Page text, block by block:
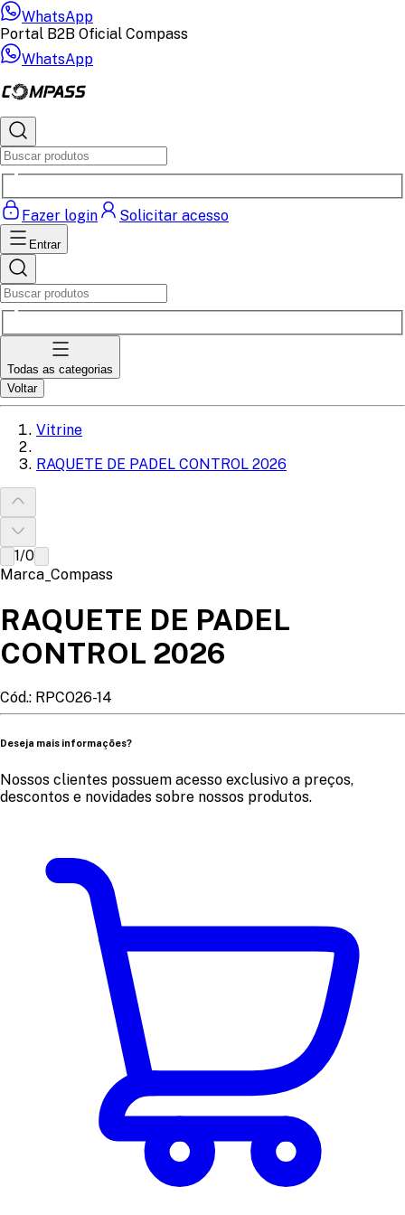
WhatsApp
Portal B2B Oficial Compass
WhatsApp
Fazer login Solicitar acesso
Entrar
Todas as categorias
Voltar
Vitrine
RAQUETE DE PADEL CONTROL 2026
1/0
Marca_Compass
RAQUETE DE PADEL
CONTROL 2026
Cód.: RPCO26-14
Deseja mais informações?
Nossos clientes possuem acesso exclusivo a preços,
descontos e novidades sobre nossos produtos.